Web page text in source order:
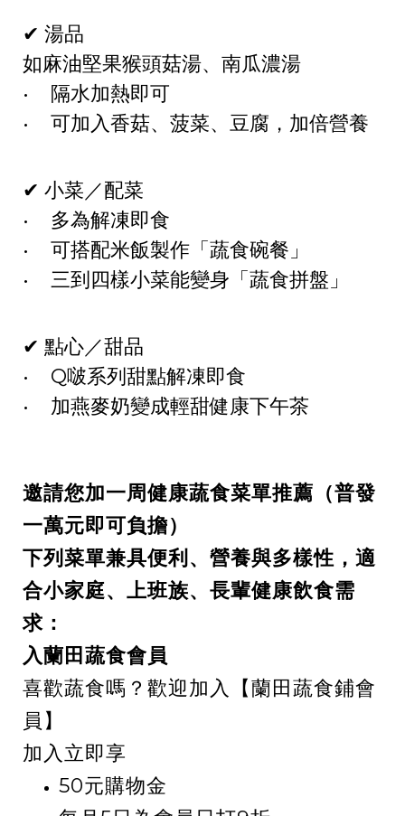
✔ 湯品
如麻油堅果猴頭菇湯、南瓜濃湯
• 隔水加熱即可
• 可加入香菇、菠菜、豆腐，加倍營養
✔ 小菜／配菜
• 多為解凍即食
• 可搭配米飯製作「蔬食碗餐」
• 三到四樣小菜能變身「蔬食拼盤」
✔ 點心／甜品
• Q啵系列甜點解凍即食
• 加燕麥奶變成輕甜健康下午茶
邀請您加一周健康蔬食菜單推薦（普發
一萬元即可負擔）
下列菜單兼具便利、營養與多樣性，適
合小家庭、上班族、長輩健康飲食需
求：
入蘭田蔬食會員
喜歡蔬食嗎？歡迎加入【蘭田蔬食鋪會
員】
加入立即享
50元購物金